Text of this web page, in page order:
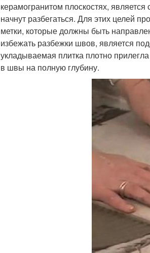
керамогранитом плоскостях,
начнут разбегаться. Для этих целей
метки, которые должны быть
избежать разбежки швов, является
укладываемая плитка плотно
в швы на полную глубину.